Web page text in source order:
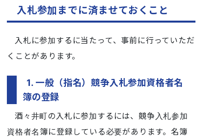
入札参加までに済ませておくこと
入札に参加するに当たって、事前に行っていただ
くことがあります。
1. 一般（指名）競争入札参加資格者名
簿の登録
酒々井町の入札に参加するには、競争入札参加
資格者名簿に登録している必要があります。名簿